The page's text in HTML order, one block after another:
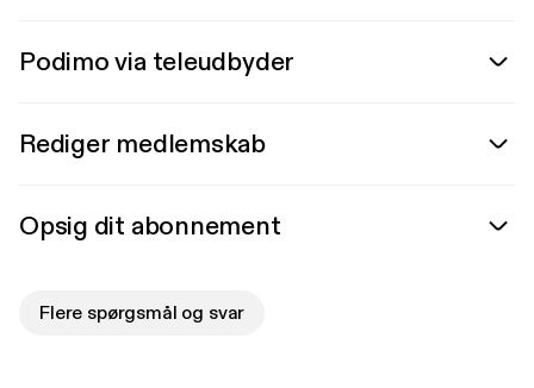
Podimo via teleudbyder
Rediger medlemskab
Opsig dit abonnement
Flere spørgsmål og svar